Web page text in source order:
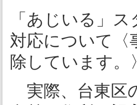
「あじいる」
対応について〈
除しています。
実際、台東区